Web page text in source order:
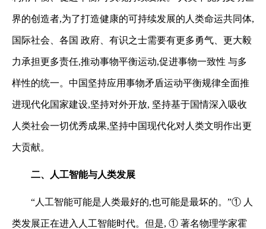
界的创造者,为了打造健康的可持续发展的人类命运共同体,
国际社会、各国 政府、有识之士需要有更多勇气、更大毅
力承担更多责任,推动事物平衡运动,促进事物一致性 与多
样性的统一。中国坚持应用事物矛盾运动平衡规律全面推
进现代化国家建设,坚持对外开放, 坚持基于国情深入吸收
人类社会一切优秀成果,坚持中国现代化对人类文明作出更
大贡献。
二、人工智能与人类发展
“人工智能可能是人类最好的,也可能是最坏的。”① 人
类发展正在进入人工智能时代。但是, ① 著名物理学家霍